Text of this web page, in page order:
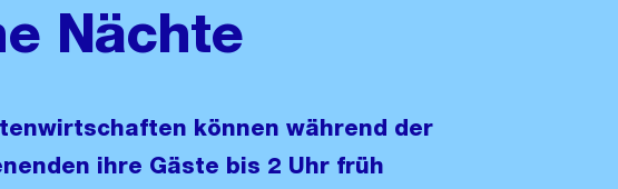
Nächte
können während der
ihre Gäste bis 2 Uhr früh